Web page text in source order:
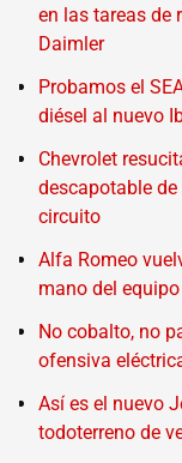
en las tareas de
Daimler
Probamos el
diésel al nuevo
Chevrolet
descapotable
circuito
Alfa Romeo
mano del
No cobalto, no
ofensiva
Así es el nuevo
todoterreno de